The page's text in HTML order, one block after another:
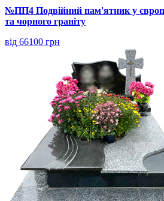
№ПП4 Подвійний пам'ятник у
та чорного граніту
від 66100 грн